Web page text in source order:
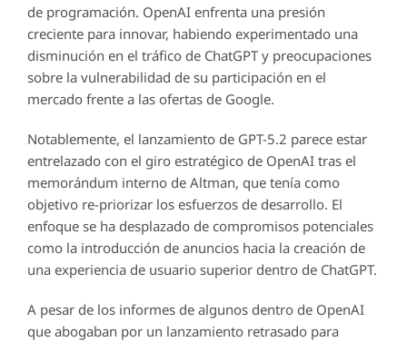
de programación. OpenAI enfrenta una presión
creciente para innovar, habiendo experimentado una
disminución en el tráfico de ChatGPT y preocupaciones
sobre la vulnerabilidad de su participación en el
mercado frente a las ofertas de Google.
Notablemente, el lanzamiento de GPT-5.2 parece estar
entrelazado con el giro estratégico de OpenAI tras el
memorándum interno de Altman, que tenía como
objetivo re-priorizar los esfuerzos de desarrollo. El
enfoque se ha desplazado de compromisos potenciales
como la introducción de anuncios hacia la creación de
una experiencia de usuario superior dentro de ChatGPT.
A pesar de los informes de algunos dentro de OpenAI
que abogaban por un lanzamiento retrasado para